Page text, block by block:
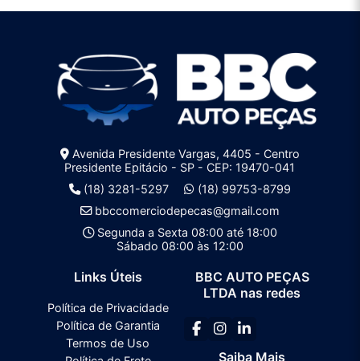
Avenida Presidente Vargas, 4405 - Centro
Presidente Epitácio - SP - CEP: 19470-041
(18) 3281-5297
(18) 99753-8799
bbccomerciodepecas@gmail.com
Segunda a Sexta 08:00 até 18:00
Sábado 08:00 às 12:00
Links Úteis
Política de Privacidade
Política de Garantia
Termos de Uso
BBC AUTO PEÇAS
LTDA nas redes
Saiba Mais